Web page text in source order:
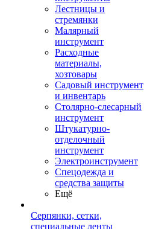
Лестницы и
стремянки
Малярный
инструмент
Расходные
материалы,
хозтовары
Садовый инструмент
и инвентарь
Столярно-слесарный
инструмент
Штукатурно-
отделочный
инструмент
Электроинструмент
Спецодежда и
средства защиты
Ещё
Серпянки, сетки,
специальные ленты